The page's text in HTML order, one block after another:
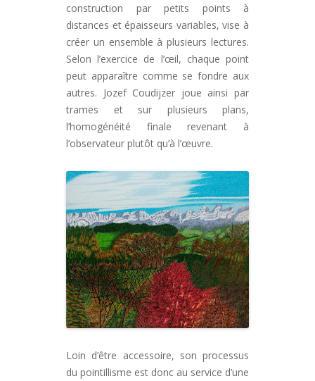
construction par petits points à
distances et épaisseurs variables, vise à
créer un ensemble à plusieurs lectures.
Selon l’exercice de l’œil, chaque point
peut apparaître comme se fondre aux
autres. Jozef Coudijzer joue ainsi par
trames et sur plusieurs plans,
l’homogénéité finale revenant à
l’observateur plutôt qu’à l’œuvre.
Loin d’être accessoire, son processus
du pointillisme est donc au service d’une